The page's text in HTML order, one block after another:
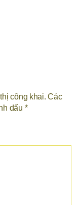
công khai. Các
dấu *